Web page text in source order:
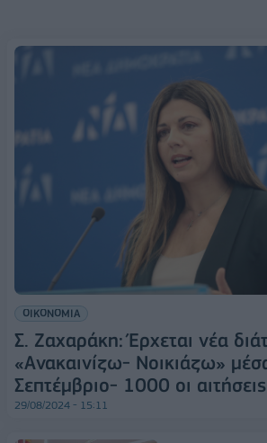
ΟΙΚΟΝΟΜΙΑ
Σ. Ζαχαράκη: Έρχεται νέα
«Ανακαινίζω- Νοικιάζω»
Σεπτέμβριο- 1000 οι
29/08/2024 - 15:11